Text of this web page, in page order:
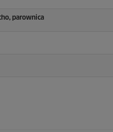
parownica